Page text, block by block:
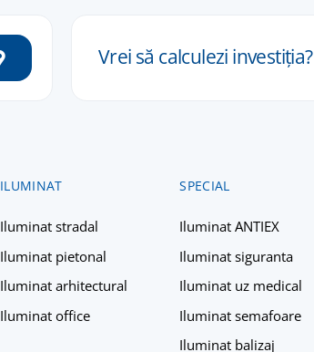
Vrei să calculezi investiția?
ILUMINAT
Iluminat stradal
Iluminat pietonal
Iluminat arhitectural
Iluminat office
SPECIAL
Iluminat ANTIEX
Iluminat siguranta
Iluminat uz medical
Iluminat semafoare
Iluminat balizaj